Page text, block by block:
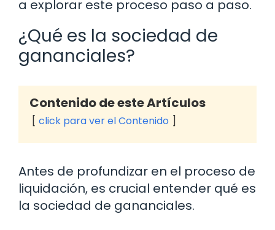
a explorar este proceso paso a paso.
¿Qué es la sociedad de
gananciales?
Contenido de este Artículos
click para ver el Contenido
Antes de profundizar en el proceso de
liquidación, es crucial entender qué es
la sociedad de gananciales.